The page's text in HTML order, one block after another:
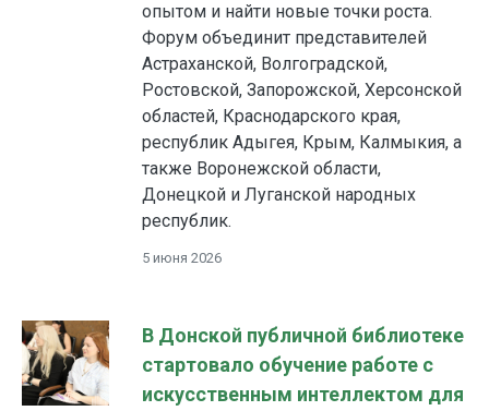
опытом и найти новые точки роста.
Форум объединит представителей
Астраханской, Волгоградской,
Ростовской, Запорожской, Херсонской
областей, Краснодарского края,
республик Адыгея, Крым, Калмыкия, а
также Воронежской области,
Донецкой и Луганской народных
республик.
5 июня 2026
В Донской публичной библиотеке
стартовало обучение работе с
искусственным интеллектом для